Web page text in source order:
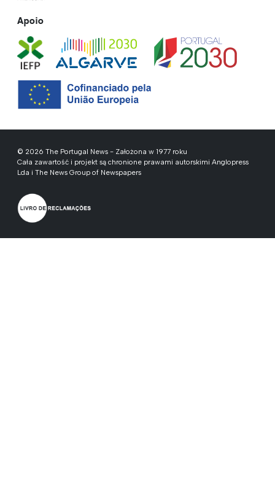
Apoio
© 2026 The Portugal News - Założona w 1977 roku
Cała zawartość i projekt są chronione prawami autorskimi Anglopress
Lda i The News Group of Newspapers